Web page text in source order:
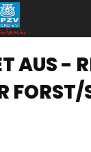
AUS -
FORST/